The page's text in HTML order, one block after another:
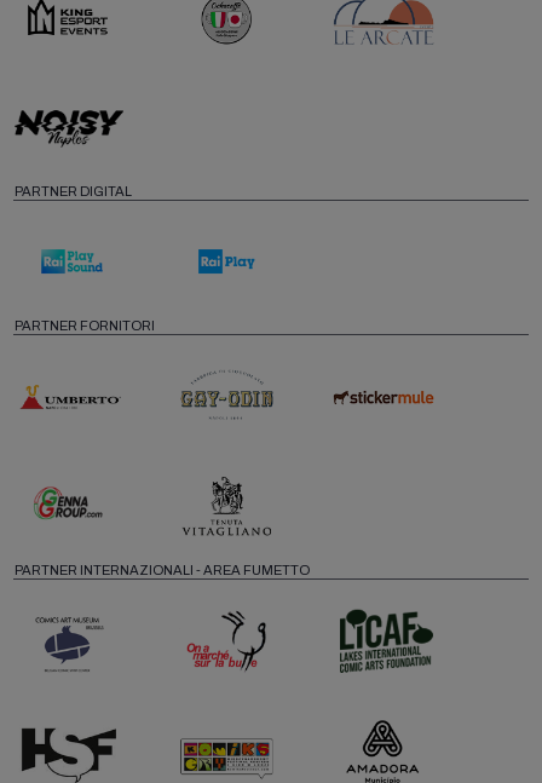
PARTNER DIGITAL
PARTNER FORNITORI
PARTNER INTERNAZIONALI - AREA FUMETTO